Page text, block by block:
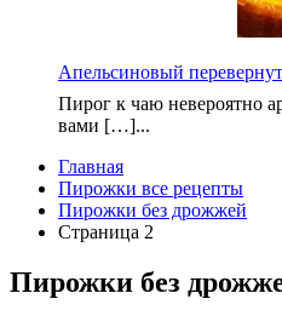
Апельсиновый
Пирог к чаю невероятно
вами […]...
Главная
Пирожки все рецепты
Пирожки без дрожжей
Страница 2
Пирожки без